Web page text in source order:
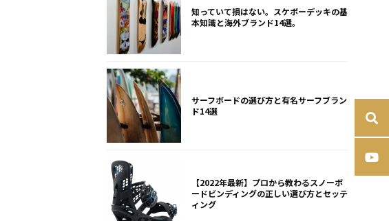
知っていて損はない。スケボーデッキの基
本知識と海外ブランド14選。
サーフボードの選び方と有名サーフブラン
ド14選
【2022年最新】プロから教わるスノーボ
ードビンディングの正しい選び方とセッテ
ィング